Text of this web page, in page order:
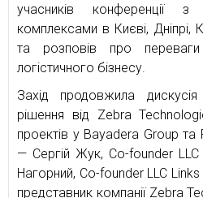
учасників конференції з
комплексами в Києві, Дніпрі,
та розповів про
логістичного бізнесу.
Захід продовжила
рішення від Zebra
проектів у Bayadera Group та
— Сергій Жук, Co-founder
Нагорний, Co-founder LLC
представник компанії Zebra